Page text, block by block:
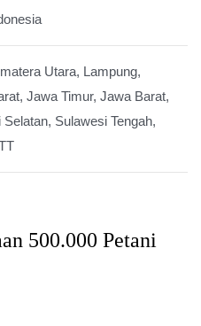
Utara, Lampung,
Jawa Timur, Jawa Barat,
Sulawesi Tengah,
500.000 Petani